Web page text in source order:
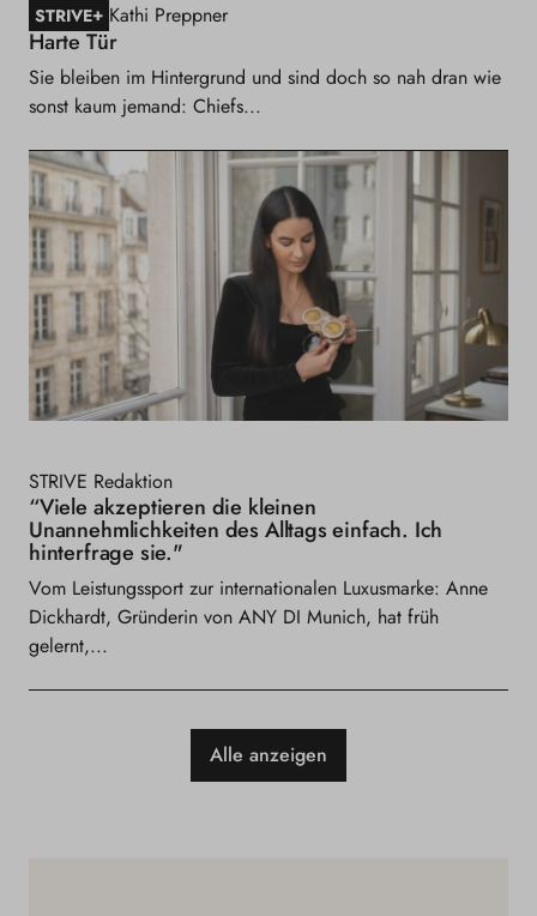
STRIVE+ Kathi Preppner
Harte Tür
Sie bleiben im Hintergrund und sind doch so nah dran wie
sonst kaum jemand: Chiefs...
STRIVE Redaktion
“Viele akzeptieren die kleinen
Unannehmlichkeiten des Alltags einfach. Ich
hinterfrage sie."
Vom Leistungssport zur internationalen Luxusmarke: Anne
Dickhardt, Gründerin von ANY DI Munich, hat früh
gelernt,...
Alle anzeigen